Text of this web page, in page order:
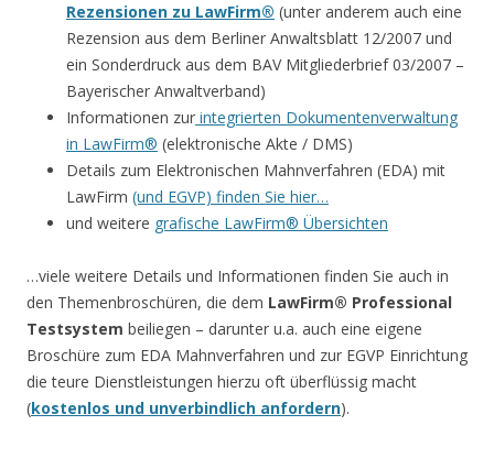
Rezensionen zu LawFirm® (unter anderem auch eine
Rezension aus dem Berliner Anwaltsblatt 12/2007 und
ein Sonderdruck aus dem BAV Mitgliederbrief 03/2007 –
Bayerischer Anwaltverband)
Informationen zur integrierten Dokumentenverwaltung
in LawFirm® (elektronische Akte / DMS)
Details zum Elektronischen Mahnverfahren (EDA) mit
LawFirm (und EGVP) finden Sie hier…
und weitere grafische LawFirm® Übersichten
…viele weitere Details und Informationen finden Sie auch in
den Themenbroschüren, die dem LawFirm® Professional
Testsystem beiliegen – darunter u.a. auch eine eigene
Broschüre zum EDA Mahnverfahren und zur EGVP Einrichtung
die teure Dienstleistungen hierzu oft überflüssig macht
(kostenlos und unverbindlich anfordern).